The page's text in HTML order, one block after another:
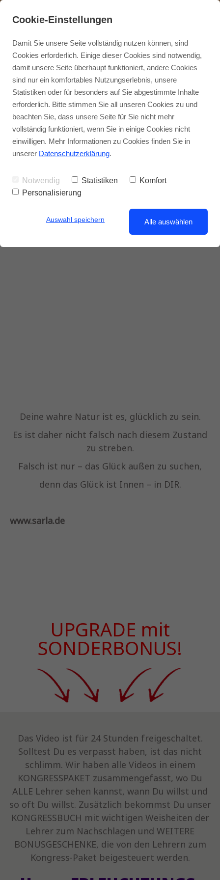
Sarla Ma
Online-
ERLEUCHTUNGSKONGRESS
18.11.2018 um 20 Uhr
Deine wahre Natur ist es, glücklich zu sein.
Es ist daher nicht falsch nach diesem Zustand
zu streben.
Falsch ist nur – das Glück außen zu suchen,
denn das Glück ist Innen – in DIR.
www.sarla.de
UPGRADE mit
SONDERBONUS!
Das Video ist für 24 Stunden freigeschaltet.
Solltest Du es verpasst haben, ist das nicht
schlimm. Wir haben alle Videos in einem
KONGRESSPAKET zusammengefasst, wo Du
ALLE Lehrer sehen kannst, wann Du willst und
so oft Du willst. Zusätzlich bekommst Du unser
KONGRESSBUCH mit wichtigen Weisheiten der
Lehrer zum Nachschlagen und WEITERE
BONUSGESCHENKE, die von den Lehrern zum
Kongress-Paket beigesteuert werden.
Cookie-Einstellungen
Damit Sie unsere Seite vollständig nutzen können, sind
Cookies erforderlich. Einige dieser Cookies sind notwendig,
damit unsere Seite überhaupt funktioniert, andere Cookies
sind nur ein komfortables Nutzungserlebnis, unsere
Statistiken oder für besonders auf Sie abgestimmte Inhalte
erforderlich. Bitte stimmen Sie all unseren Cookies zu und
beachten Sie, dass unsere Seite für Sie nicht mehr
vollständig funktioniert, wenn Sie in einige Cookies nicht
einwilligen. Mehr Informationen zu Cookies finden Sie in
unserer Datenschutzerklärung.
Notwendig Statistiken
Komfort
Personalisierung
Auswahl speichern Alle auswählen